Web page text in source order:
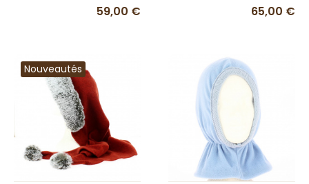
59,00 € 65,00 €
Nouveautés